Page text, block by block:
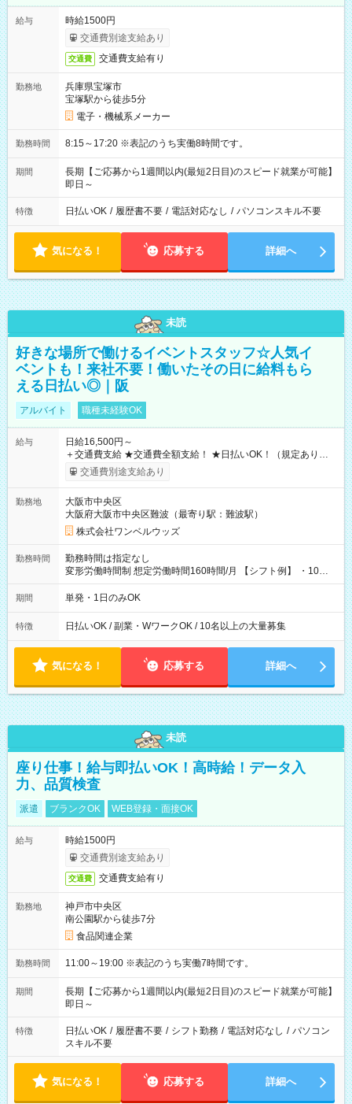
給与
時給1500円
交通費別途支給あり
交通費 交通費支給有り
勤務地
兵庫県宝塚市
宝塚駅から徒歩5分
電子・機械系メーカー
勤務時間 8:15～17:20 ※表記のうち実働8時間です。
期間
長期【ご応募から1週間以内(最短2日目)のスピード就業が可能】
即日～
特徴 日払いOK / 履歴書不要 / 電話対応なし / パソコンスキル不要
気になる！ 応募する 詳細へ
未読
好きな場所で働けるイベントスタッフ☆人気イ
ベントも！来社不要！働いたその日に給料もら
える日払い◎｜阪
アルバイト 職種未経験OK
給与
日給16,500円～
＋交通費支給 ★交通費全額支給！ ★日払いOK！（規定あり） ┗
働いたその日に現金GET♪ お仕事後はコンビニATMから 日払
交通費別途支給あり
勤務地
大阪市中央区
大阪府大阪市中央区難波（最寄り駅：難波駅）
株式会社ワンベルウッズ
勤務時間
勤務時間は指定なし
変形労働時間制 想定労働時間160時間/月 【シフト例】 ・10：
00～20：00
期間 単発・1日のみOK
特徴 日払いOK / 副業・WワークOK / 10名以上の大量募集
気になる！ 応募する 詳細へ
未読
座り仕事！給与即払いOK！高時給！データ入
力、品質検査
派遣 ブランクOK WEB登録・面接OK
給与
時給1500円
交通費別途支給あり
交通費 交通費支給有り
勤務地
神戸市中央区
南公園駅から徒歩7分
食品関連企業
勤務時間 11:00～19:00 ※表記のうち実働7時間です。
期間
長期【ご応募から1週間以内(最短2日目)のスピード就業が可能】
即日～
特徴 日払いOK / 履歴書不要 / シフト勤務 / 電話対応なし / パソコン
スキル不要
気になる！ 応募する 詳細へ